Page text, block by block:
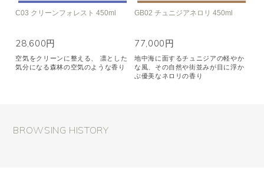
C03 クリーンフォレスト 450ml
28,600円
空気をクリーンに整える、 凛とした
気分になる森林の空気のような香り
GB02 チュニジアネロリ 450ml
77,000円
地中海に面するチュニジアの軽やか
な風、その自然や街並みが目に浮か
ぶ優美なネロリの香り
BROWSING HISTORY